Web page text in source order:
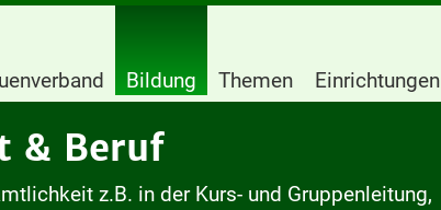
Bildung Themen Einrichtungen
& Beruf
z.B. in der Kurs- und Gruppenleitung,